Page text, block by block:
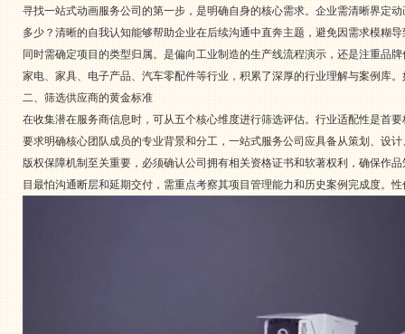
寻找一站式动画服务公司的第一步，是明确自身的核心需求。企业需清晰界
多少？清晰的自我认知能够帮助企业在后续沟通中直奔主题，避免因需求模糊
同时需确定项目的类型归属。是偏向工业制造的生产线流程演示，还是注重品
家电、家具、电子产品、汽车零配件等行业，积累了深厚的行业理解与案例库
二、筛选供应商的黄金标准
在收集潜在服务商信息时，可从五个核心维度进行筛选评估。行业适配性是首
要求明确核心团队成员的专业背景和分工，一站式服务公司应具备从策划、设
版权保障机制至关重要，必须确认公司拥有相关资格证书和软著权利，确保作
目最怕沟通断层和延期交付，需重点考察其项目管理能力和历史案例完成度。